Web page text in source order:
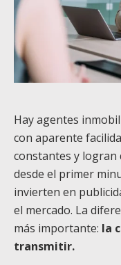
Hay agentes
con aparente
constantes y logran
desde el primer
invierten en
el mercado. La
más importante: la
transmitir.